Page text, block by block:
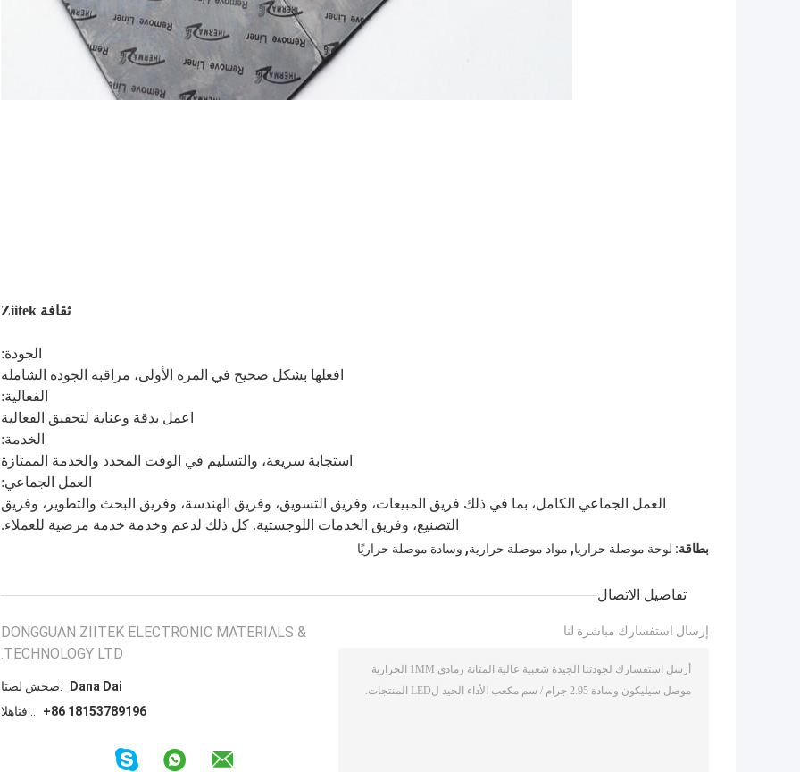
ثقافة Ziitek
الجودة:
افعلها بشكل صحيح في المرة الأولى، مراقبة الجودة الشاملة
الفعالية:
اعمل بدقة وعناية لتحقيق الفعالية
الخدمة:
استجابة سريعة، والتسليم في الوقت المحدد والخدمة الممتازة
العمل الجماعي:
العمل الجماعي الكامل، بما في ذلك فريق المبيعات، وفريق التسويق، وفريق الهندسة، وفريق البحث والتطوير، وفريق
التصنيع، وفريق الخدمات اللوجستية. كل ذلك لدعم وخدمة خدمة مرضية للعملاء.
بطاقة: لوحة موصلة حراريا, مواد موصلة حرارية, وسادة موصلة حراريًا
تفاصيل الاتصال
DONGGUAN ZIITEK ELECTRONIC MATERIALS &
TECHNOLOGY LTD.
اتصل شخص:
Dana Dai
الهاتف ::
+86 18153789196
إرسال استفسارك مباشرة لنا